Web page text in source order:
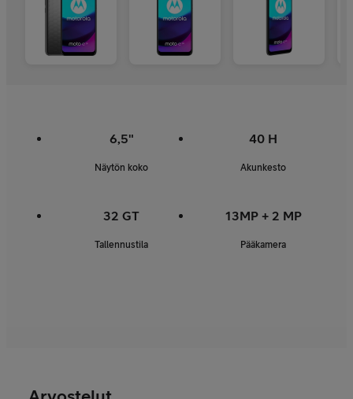
6,5"
Näytön koko
40 H
Akunkesto
32 GT
Tallennustila
13MP + 2 MP
Pääkamera